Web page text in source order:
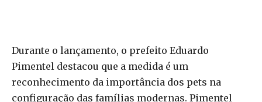
Durante o lançamento, o prefeito Eduardo
Pimentel destacou que a medida é um
reconhecimento da importância dos pets na
configuração das famílias modernas. Pimentel